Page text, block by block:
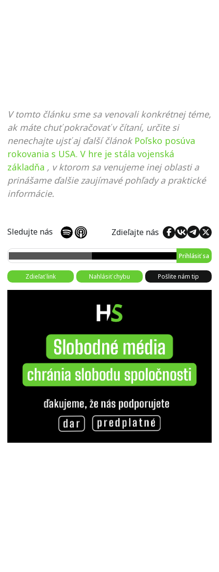
V tomto článku sme sa venovali konkrétnej téme,
ak máte chuť pokračovať v čítaní, určite si
nenechajte ujsť aj ďalší článok Poľsko posúva
rokovania s USA. V hre je stála vojenská
základňa , v ktorom sa venujeme inej oblasti a
prinášame ďalšie zaujímavé pohľady a praktické
informácie.
Sledujte nás Zdieľajte nás
Prihlásiť sa
Zdieľať link Nahlásiť chybu Pošlite nám tip